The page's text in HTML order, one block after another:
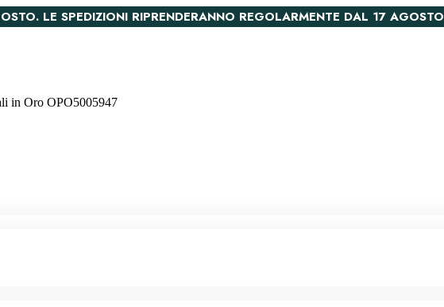
LE SPEDIZIONI RIPRENDERANNO REGOLARMENTE DAL 17 AGOSTO
in Oro OPO5005947